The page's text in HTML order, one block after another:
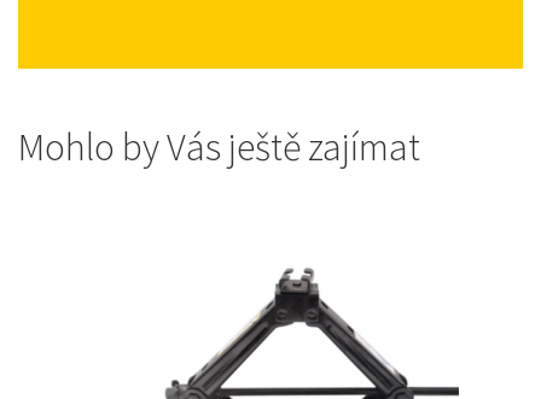
Mohlo by Vás ještě zajímat